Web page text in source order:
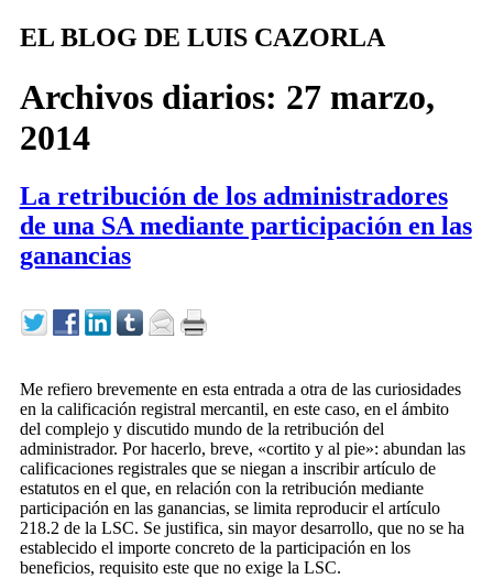
EL BLOG DE LUIS CAZORLA
Archivos diarios: 27 marzo,
2014
La retribución de los administradores
de una SA mediante participación en las
ganancias
Me refiero brevemente en esta entrada a otra de las curiosidades
en la calificación registral mercantil, en este caso, en el ámbito
del complejo y discutido mundo de la retribución del
administrador. Por hacerlo, breve, «cortito y al pie»: abundan las
calificaciones registrales que se niegan a inscribir artículo de
estatutos en el que, en relación con la retribución mediante
participación en las ganancias, se limita reproducir el artículo
218.2 de la LSC. Se justifica, sin mayor desarrollo, que no se ha
establecido el importe concreto de la participación en los
beneficios, requisito este que no exige la LSC.